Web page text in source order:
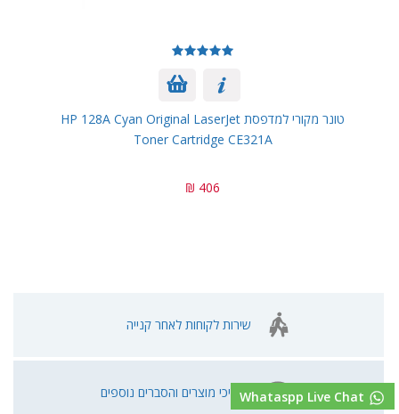
טונר מקורי למדפסת HP 128A Cyan Original LaserJet
Toner Cartridge CE321A
406 ₪
שירות לקוחות לאחר קנייה
מדריכי מוצרים והסברים נוספים